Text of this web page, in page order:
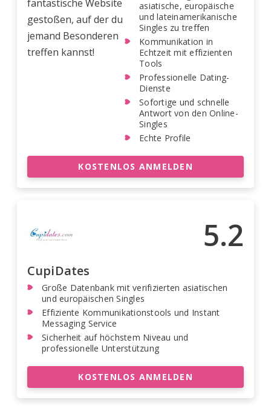
fantastische Website
gestoßen, auf der du
jemand Besonderen
treffen kannst!
asiatische, europäische
und lateinamerikanische
Singles zu treffen
Kommunikation in
Echtzeit mit effizienten
Tools
Professionelle Dating-
Dienste
Sofortige und schnelle
Antwort von den Online-
Singles
Echte Profile
KOSTENLOS ANMELDEN
5.2
CupiDates
Große Datenbank mit verifizierten asiatischen
und europäischen Singles
Effiziente Kommunikationstools und Instant
Messaging Service
Sicherheit auf höchstem Niveau und
professionelle Unterstützung
KOSTENLOS ANMELDEN